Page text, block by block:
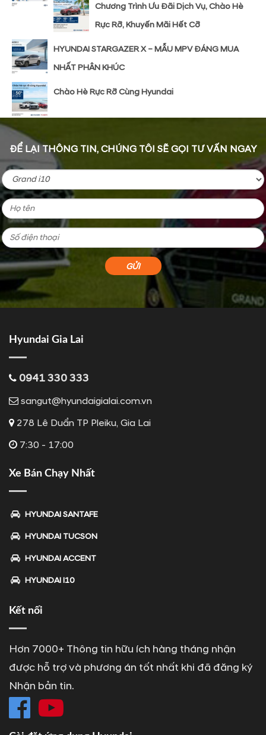
Chương Trình Ưu Đãi Dịch Vụ, Chào Hè
Rực Rỡ, Khuyến Mãi Hết Cỡ
HYUNDAI STARGAZER X – MẪU MPV ĐÁNG MUA
NHẤT PHÂN KHÚC
Chào Hè Rực Rỡ Cùng Hyundai
ĐỂ LẠI THÔNG TIN, CHÚNG TÔI SẼ GỌI TƯ VẤN NGAY
Hyundai Gia Lai
0941 330 333
sangut@hyundaigialai.com.vn
278 Lê Duẩn TP Pleiku, Gia Lai
7:30 - 17:00
Xe Bán Chạy Nhất
HYUNDAI SANTAFE
HYUNDAI TUCSON
HYUNDAI ACCENT
HYUNDAI I10
Kết nối
Hơn 7000+ Thông tin hữu ích hàng tháng nhận
được hỗ trợ và phương án tốt nhất khi đã đăng ký
Nhận bản tin.